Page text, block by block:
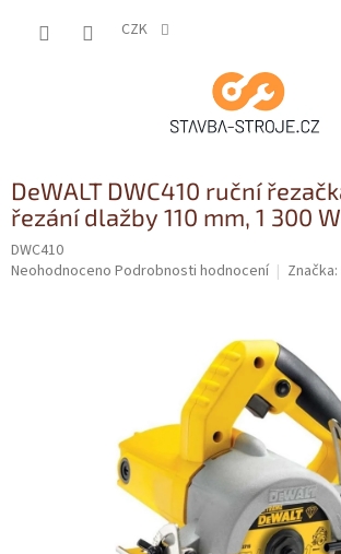
CZK
DeWALT DWC410 ruční
řezání dlažby 110 mm, 1 300 W
DWC410
Průměrné
Neohodnoceno Podrobnosti hodnocení Značka: